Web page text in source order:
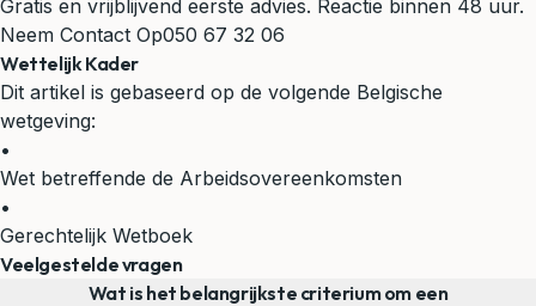
Gratis en vrijblijvend eerste advies. Reactie binnen 48 uur.
Neem Contact Op050 67 32 06
Wettelijk Kader
Dit artikel is gebaseerd op de volgende Belgische
wetgeving:
•
Wet betreffende de Arbeidsovereenkomsten
•
Gerechtelijk Wetboek
Veelgestelde vragen
Wat is het belangrijkste criterium om een